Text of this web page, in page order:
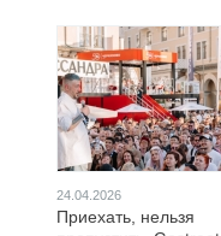
24.04.2026
Приехать, нельзя